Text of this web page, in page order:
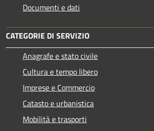
Documenti e dati
CATEGORIE DI SERVIZIO
Anagrafe e stato civile
Cultura e tempo libero
Imprese e Commercio
Catasto e urbanistica
Mobilità e trasporti